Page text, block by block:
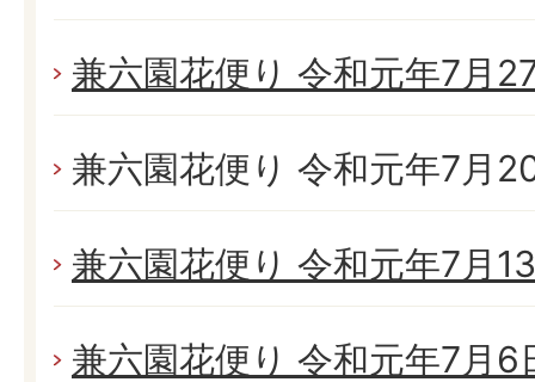
兼六園花便り 令和元年7月
兼六園花便り 令和元年7月
兼六園花便り 令和元年7月
兼六園花便り 令和元年7月6